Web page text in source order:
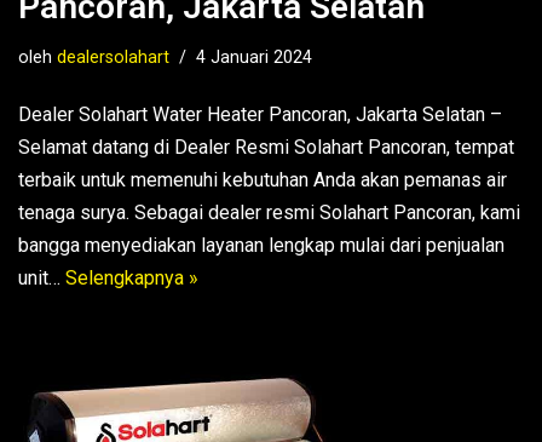
oleh dealersolahart 4 Januari 2024
Dealer Solahart Water Heater Pancoran, Jakarta Selatan –
Selamat datang di Dealer Resmi Solahart Pancoran, tempat
terbaik untuk memenuhi kebutuhan Anda akan pemanas air
tenaga surya. Sebagai dealer resmi Solahart Pancoran, kami
bangga menyediakan layanan lengkap mulai dari penjualan
unit… Selengkapnya »